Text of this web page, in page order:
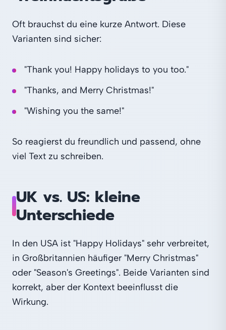
Oft brauchst du eine kurze Antwort. Diese
Varianten sind sicher:
"Thank you! Happy holidays to you too."
"Thanks, and Merry Christmas!"
"Wishing you the same!"
So reagierst du freundlich und passend, ohne
viel Text zu schreiben.
UK vs. US: kleine
Unterschiede
In den USA ist "Happy Holidays" sehr verbreitet,
in Großbritannien häufiger "Merry Christmas"
oder "Season's Greetings". Beide Varianten sind
korrekt, aber der Kontext beeinflusst die
Wirkung.